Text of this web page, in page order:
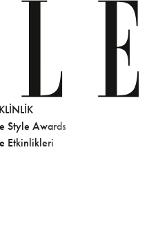
Style Awards
Etkinlikleri